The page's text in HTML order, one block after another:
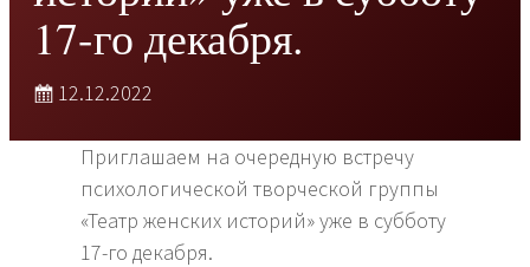
17-го декабря.
12.12.2022
Приглашаем на очередную встречу
психологической творческой группы
«Театр женских историй» уже в субботу
17-го декабря.